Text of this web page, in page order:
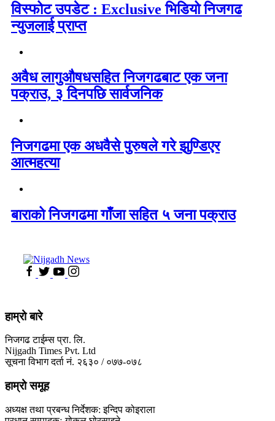
विस्फोट उपडेट : Exclusive भिडियो निजगढ
न्युजलाई प्राप्त
अवैध लागुऔषधसहित निजगढबाट एक जना
पक्राउ, ३ दिनपछि सार्वजनिक
निजगढमा एक अधवैसे पुरुषले गरे झुण्डिएर
आत्महत्या
बाराको निजगढमा गाँजा सहित ५ जना पक्राउ
हाम्रो बारे
निजगढ टाईम्स प्रा. लि.
Nijgadh Times Pvt. Ltd
सूचना विभाग दर्ता नं. २६३० / ०७७-०७८
हाम्रो समूह
अध्यक्ष तथा प्रबन्ध निर्देशक: इन्दिप कोइराला